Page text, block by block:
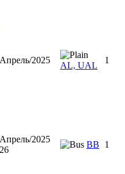
Апрель/2025
AL, UAL
1
Апрель/2025
26
BB 1